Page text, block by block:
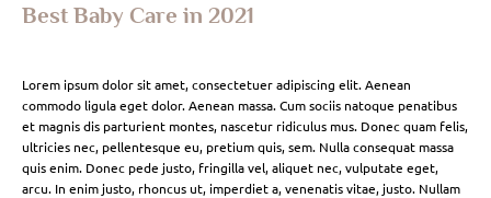
Best Baby Care in 2021
Lorem ipsum dolor sit amet, consectetuer adipiscing elit. Aenean
commodo ligula eget dolor. Aenean massa. Cum sociis natoque penatibus
et magnis dis parturient montes, nascetur ridiculus mus. Donec quam felis,
ultricies nec, pellentesque eu, pretium quis, sem. Nulla consequat massa
quis enim. Donec pede justo, fringilla vel, aliquet nec, vulputate eget,
arcu. In enim justo, rhoncus ut, imperdiet a, venenatis vitae, justo. Nullam